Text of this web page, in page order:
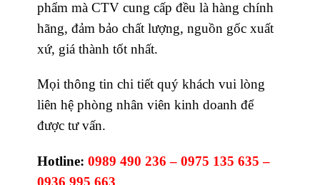
phẩm mà CTV cung cấp đều là hàng chính
hãng, đảm bảo chất lượng, nguồn gốc xuất
xứ, giá thành tốt nhất.
Mọi thông tin chi tiết quý khách vui lòng
liên hệ phòng nhân viên kinh doanh để
được tư vấn.
Hotline: 0989 490 236 – 0975 135 635 –
0936 995 663